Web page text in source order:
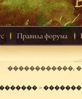
������������,
> �������